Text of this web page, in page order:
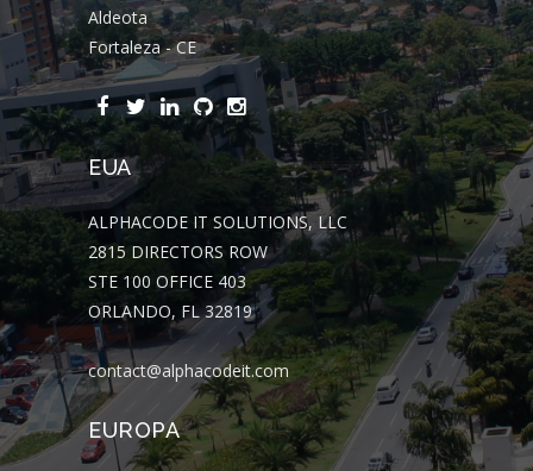
Aldeota
Fortaleza - CE
EUA
ALPHACODE IT SOLUTIONS, LLC
2815 DIRECTORS ROW
STE 100 OFFICE 403
ORLANDO, FL 32819
contact@alphacodeit.com
EUROPA